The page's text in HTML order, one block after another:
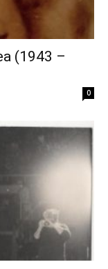
(1943 –
0